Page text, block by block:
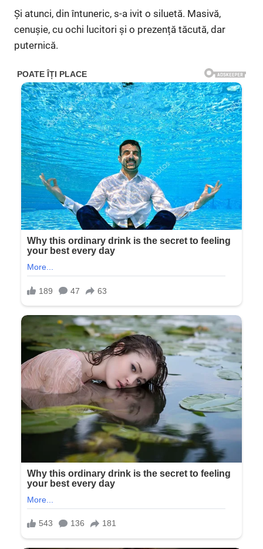
Și atunci, din întuneric, s-a ivit o siluetă. Masivă,
cenușie, cu ochi lucitori și o prezență tăcută, dar
puternică.